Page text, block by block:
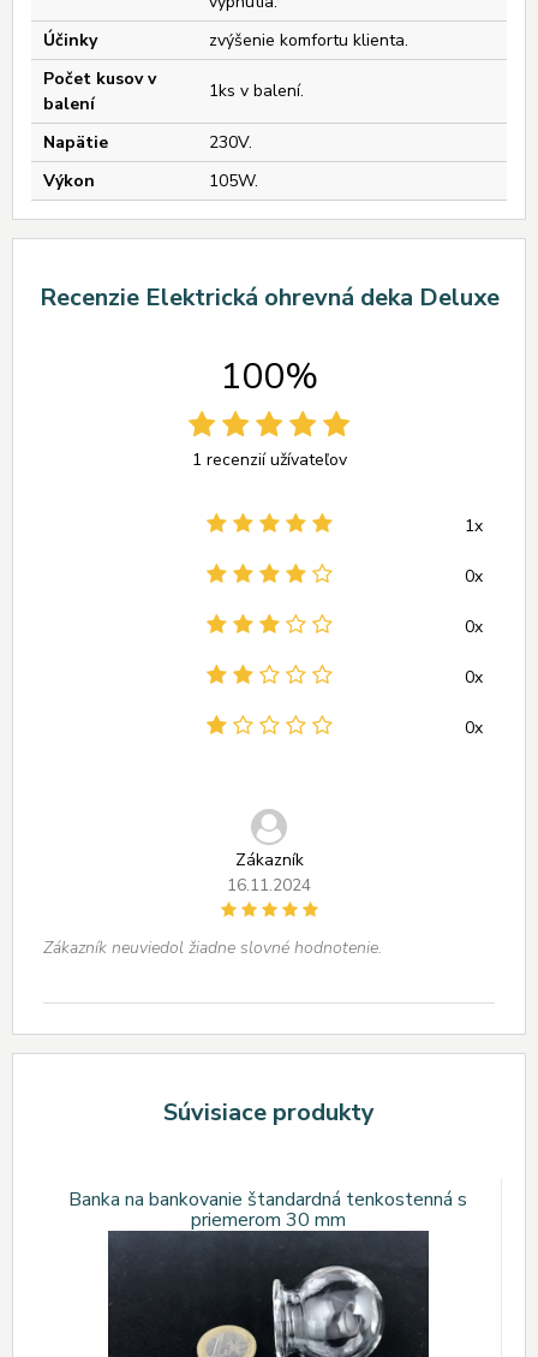
Účinky
zvýšenie komfortu klienta.
Počet kusov v
balení
1ks v balení.
Napätie
230V.
Výkon
105W.
Recenzie Elektrická ohrevná deka Deluxe
100%
1 recenzií užívateľov
1x
0x
0x
0x
0x
Zákazník
16.11.2024
Zákazník neuviedol žiadne slovné hodnotenie.
Súvisiace produkty
Banka na bankovanie štandardná tenkostenná s
priemerom 30 mm